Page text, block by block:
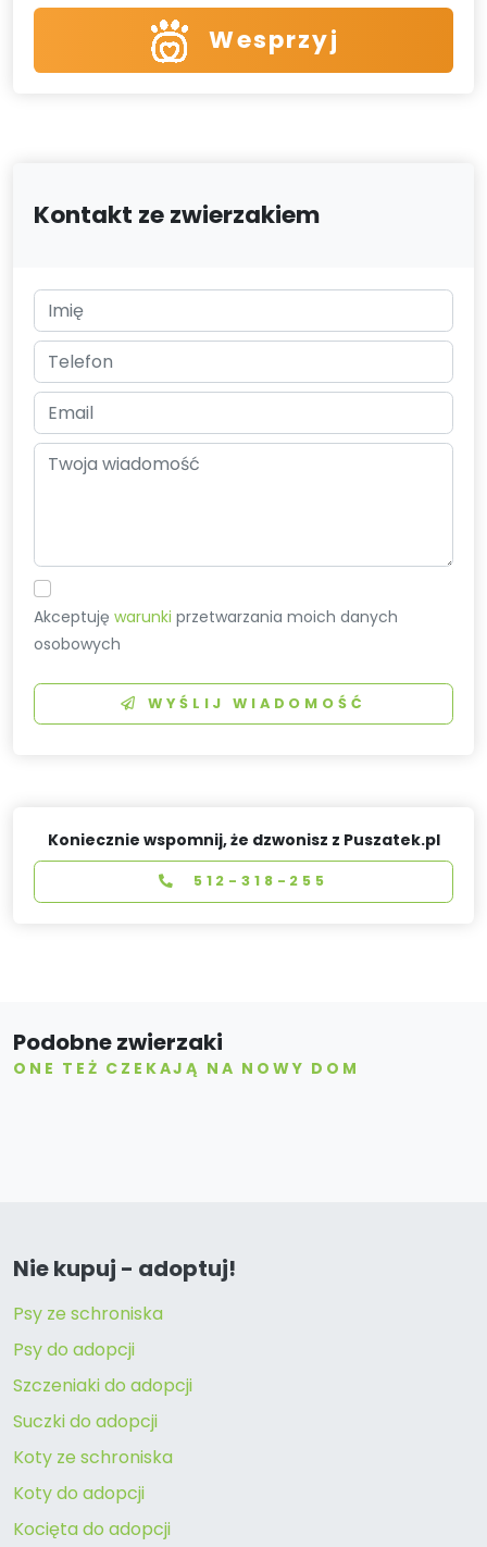
Wesprzyj
Kontakt ze zwierzakiem
Akceptujęwarunki przetwarzania moich danych
osobowych
WYŚLIJ WIADOMOŚĆ
Koniecznie wspomnij, że dzwonisz z Puszatek.pl
512-318-255
Podobne zwierzaki
ONE TEŻ CZEKAJĄ NA NOWY DOM
Nie kupuj - adoptuj!
Psy ze schroniska
Psy do adopcji
Szczeniaki do adopcji
Suczki do adopcji
Koty ze schroniska
Koty do adopcji
Kocięta do adopcji